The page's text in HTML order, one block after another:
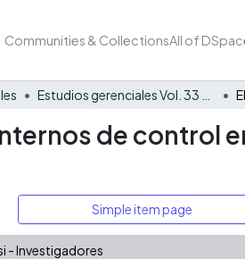
Communities & CollectionsAll of
de control
Simple item page
- Investigadores